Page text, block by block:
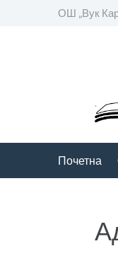
ОШ „Вук
Почетна